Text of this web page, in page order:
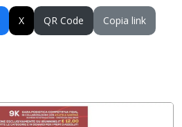
X QR Code Copia link